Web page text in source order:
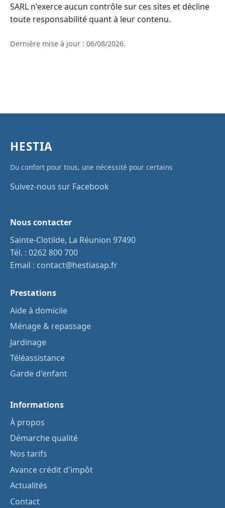
SARL n'exerce aucun contrôle sur ces sites et décline
toute responsabilité quant à leur contenu.
Dernière mise à jour : 06/08/2026.
HESTIA
Du confort pour tous, une nécessité pour certains
Suivez-nous sur Facebook
Nous contacter
Sainte-Clotilde, La Réunion 97490
Tél. : 0262 800 700
Email : contact@hestiasap.fr
Prestations
Aide à domicile
Ménage & repassage
Jardinage
Téléassistance
Garde d'enfant
Informations
À propos
Démarche qualité
Nos tarifs
Avance crédit d'impôt
Actualités
Contact